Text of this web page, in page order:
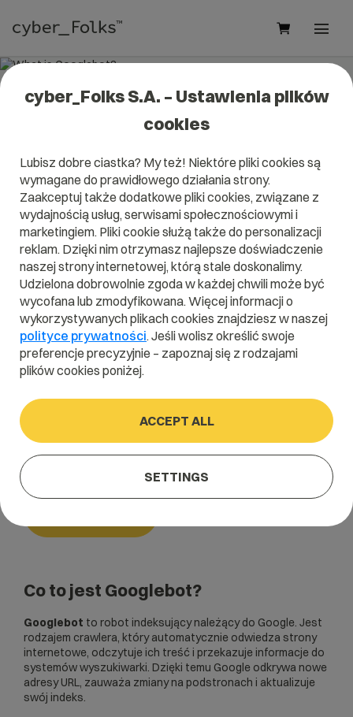
What is Googlebot?
It will help you better understand what exactly it is
Googlebotand what is the meaning to you in everyday use.
A B C D E F G H
I
J
K L M N O P Q
R
S
T U V W X Y Z
Home/Dictionary/SEO i SEM/Googlebot
Googlebot
Co to jest Googlebot?
Googlebot to robot indeksujący należący do Google. Jest
rodzajem crawlera, który automatycznie odwiedza strony
internetowe, odczytuje ich treść i przekazuje informacje do
systemów wyszukiwarki. Dzięki temu Google odkrywa nowe
adresy URL, zauważa zmiany na podstronach i aktualizuje
swój indeks.
cyber_Folks S.A. – Ustawienia plików
cookies
Lubisz dobre ciastka? My też! Niektóre pliki cookies są
wymagane do prawidłowego działania strony.
Zaakceptuj także dodatkowe pliki cookies, związane z
wydajnością usług, serwisami społecznościowymi i
marketingiem. Pliki cookie służą także do personalizacji
reklam. Dzięki nim otrzymasz najlepsze doświadczenie
naszej strony internetowej, którą stale doskonalimy.
Udzielona dobrowolnie zgoda w każdej chwili może być
wycofana lub zmodyfikowana. Więcej informacji o
wykorzystywanych plikach cookies znajdziesz w naszej
polityce prywatności. Jeśli wolisz określić swoje
preferencje precyzyjnie – zapoznaj się z rodzajami
plików cookies poniżej.
ACCEPT ALL
SETTINGS